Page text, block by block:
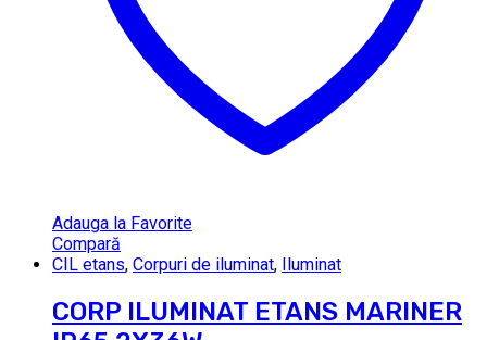
Adauga la Favorite
Compară
CIL etans, Corpuri de iluminat, Iluminat
CORP ILUMINAT ETANS MARINER